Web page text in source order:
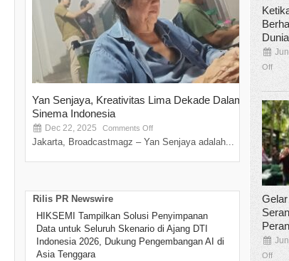
Yan Senjaya, Kreativitas Lima Dekade Dalam
Sinema Indonesia
Dec 22, 2025 Comments Off
Jakarta, Broadcastmagz – Yan Senjaya adalah...
Film
Rilis PR Newswire
HIKSEMI Tampilkan Solusi Penyimpanan
Data untuk Seluruh Skenario di Ajang DTI
Indonesia 2026, Dukung Pengembangan AI di
Asia Tenggara
Off
Off